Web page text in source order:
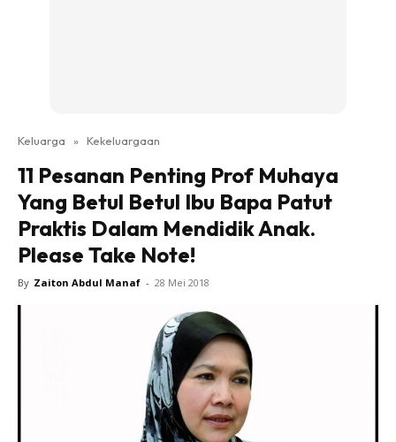
Keluarga » Kekeluargaan
11 Pesanan Penting Prof Muhaya
Yang Betul Betul Ibu Bapa Patut
Praktis Dalam Mendidik Anak.
Please Take Note!
By Zaiton Abdul Manaf - 28 Mei 2018